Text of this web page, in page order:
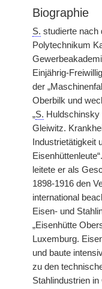
Biographie
S. studierte nach
Polytechnikum
Einjährig-
der
Oberbilk und
„S. Huldschinsky
Gleiwitz.
Industrietätigkeit
leitete er als
1898-1916 den
international
Eisen- und
„Eisenhütte
Luxemburg.
und baute
zu den
Stahlindustrien